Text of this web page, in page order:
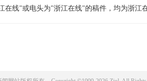
在线"或电头为"浙江在线"的稿件，均为浙江